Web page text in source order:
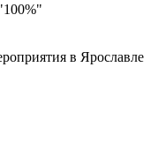
в Ярославле